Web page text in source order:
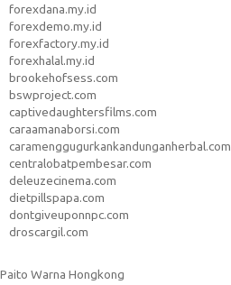
forexdana.my.id
forexdemo.my.id
forexfactory.my.id
forexhalal.my.id
brookehofsess.com
bswproject.com
captivedaughtersfilms.com
caraamanaborsi.com
caramenggugurkankandunganherbal.com
centralobatpembesar.com
deleuzecinema.com
dietpillspapa.com
dontgiveuponnpc.com
droscargil.com
Paito Warna Hongkong